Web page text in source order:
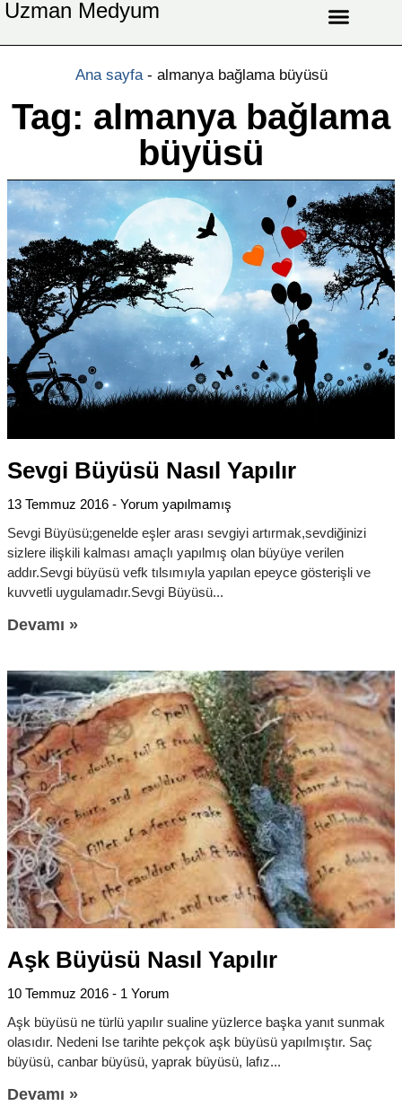
Uzman Medyum
Ana sayfa- almanya bağlama büyüsü
Tag: almanya bağlama
büyüsü
Sevgi Büyüsü Nasıl Yapılır
13 Temmuz 2016
Yorum yapılmamış
Sevgi Büyüsü;genelde eşler arası sevgiyi artırmak,sevdiğinizi
sizlere ilişkili kalması amaçlı yapılmış olan büyüye verilen
addır.Sevgi büyüsü vefk tılsımıyla yapılan epeyce gösterişli ve
kuvvetli uygulamadır.Sevgi Büyüsü
Devamı »
Aşk Büyüsü Nasıl Yapılır
10 Temmuz 2016
1 Yorum
Aşk büyüsü ne türlü yapılır sualine yüzlerce başka yanıt sunmak
olasıdır. Nedeni Ise tarihte pekçok aşk büyüsü yapılmıştır. Saç
büyüsü, canbar büyüsü, yaprak büyüsü, lafız
Devamı »